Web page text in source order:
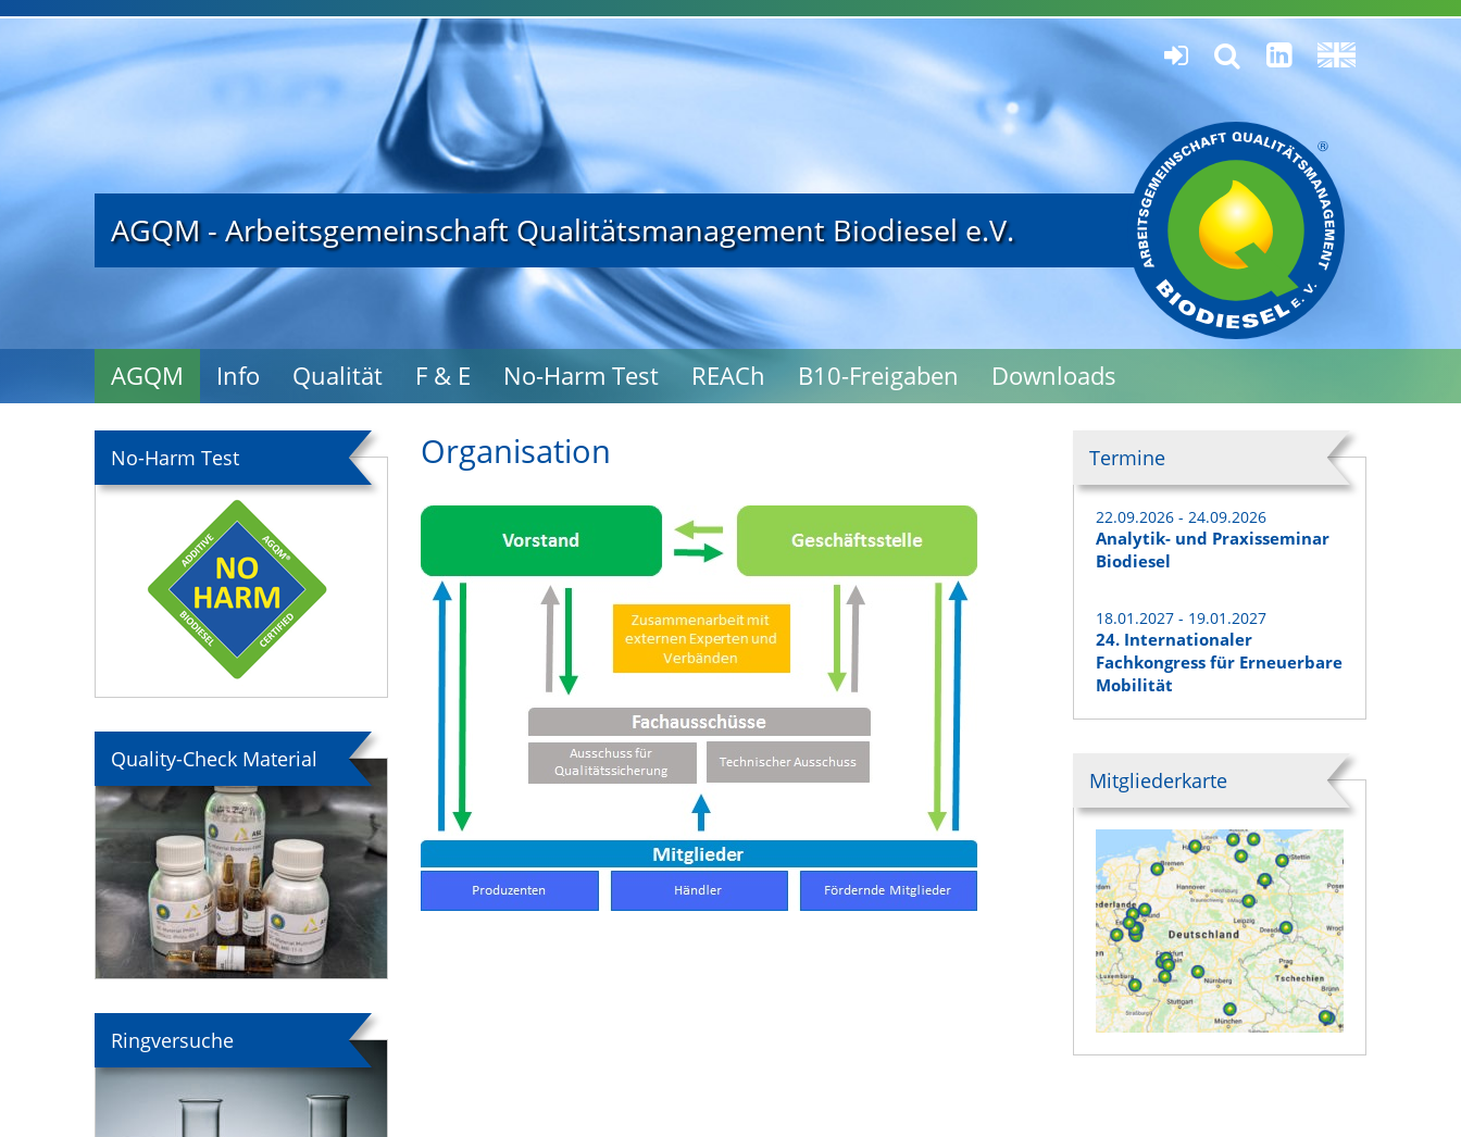
AGQM Info Qualität F & E No-Harm Test REACh B10-Freigaben Downloads
AGQM - Arbeitsgemeinschaft Qualitätsmanagement Biodiesel e.V.
No-Harm Test
Quality-Check Material
Ringversuche
Organisation Termine
22.09.2026 - 24.09.2026
Analytik- und Praxisseminar
Biodiesel
18.01.2027 - 19.01.2027
24. Internationaler
Fachkongress für Erneuerbare
Mobilität
Mitgliederkarte